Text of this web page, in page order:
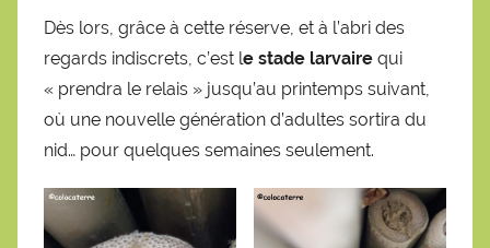
Dès lors, grâce à cette réserve, et à l’abri des
regards indiscrets, c’est le stade larvaire qui
« prendra le relais » jusqu’au printemps suivant,
où une nouvelle génération d’adultes sortira du
nid… pour quelques semaines seulement.